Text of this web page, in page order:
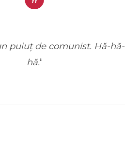
puiuț de comunist. Hă-hă-
hă.“